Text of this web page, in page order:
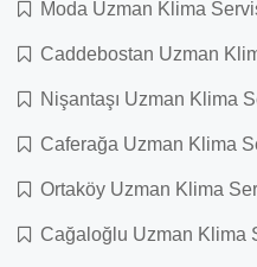
Moda Uzman Klima
Caddebostan Uzman
Nişantaşı Uzman Klima
Caferağa Uzman Klima
Ortaköy Uzman Klima
Cağaloğlu Uzman Klima